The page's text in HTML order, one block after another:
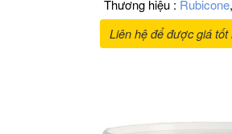
Thương hiệu : Rubicone,
Liên hệ để được giá tốt